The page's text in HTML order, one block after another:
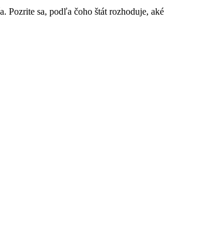
Pozrite sa, podľa čoho štát rozhoduje, aké